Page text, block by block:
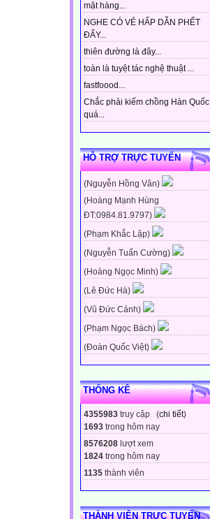
mặt hàng...
NGHE CÓ VẺ HẤP DẪN PHẾT
ĐẤY...
thiên đường là đây...
toàn là tuyệt tác nghệ thuật ...
fastfoood...
Chắc phải kiếm chồng Hàn Quốc
quá...
HỖ TRỢ TRỰC TUYẾN
(Nguyễn Hồng Vân)
(Hoàng Mạnh Hùng
ĐT:0984.81.9797)
(Phạm Khắc Lập)
(Nguyễn Tuấn Cường)
(Hoàng Ngọc Minh)
(Lê Đức Hà)
(Vũ Đức Cảnh)
(Phạm Ngọc Bách)
(Đoàn Quốc Việt)
THỐNG KÊ
4355983 truy cập (chi tiết)
1693 trong hôm nay
8576208 lượt xem
1824 trong hôm nay
1135 thành viên
THÀNH VIÊN TRỰC TUYẾN